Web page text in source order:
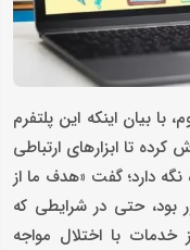
با بیان اینکه این پلتفرم
تا ابزارهای ارتباطی
دارد؛ گفت «هدف ما از
بود، حتی در شرایطی که
خدمات با اختلال مواجه